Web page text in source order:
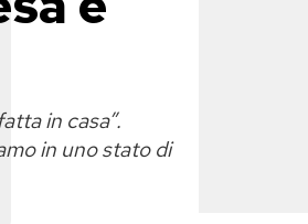
in casa”.
in uno stato di